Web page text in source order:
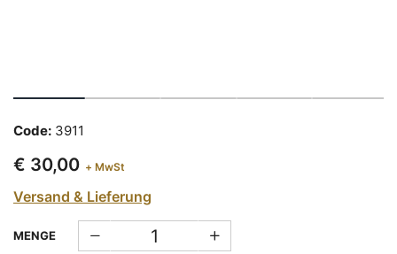
Code: 3911
€ 30,00 + MwSt
Versand & Lieferung
MENGE